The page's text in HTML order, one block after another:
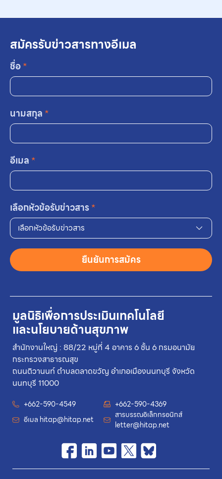
มูลนิธิเพื่อการประเมินเทคโนโลยี
และนโยบายด้านสุขภาพ
สำนักงานใหญ่ : 88/22 หมู่ที่ 4 อาคาร 6 ชั้น 6 กรมอนามัย
กระทรวงสาธารณสุข
ถนนติวานนท์ ตำบลตลาดขวัญ อำเภอเมืองนนทบุรี จังหวัด
นนทบุรี 11000
+662-590-4549
+662-590-4369
อีเมล hitap@hitap.net
สารบรรณอิเล็กทรอนิกส์
letter@hitap.net
สมัครรับข่าวสารทางอีเมล
ชื่อ*
นามสกุล *
อีเมล *
เลือกหัวข้อรับข่าวสาร*
เลือกหัวข้อรับข่าวสาร
ยืนยันการสมัคร